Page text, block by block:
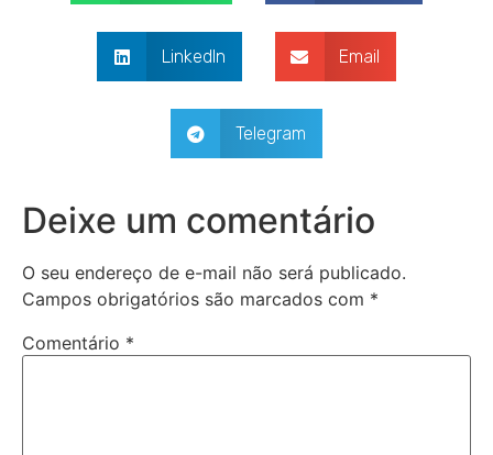
LinkedIn Email
Telegram
Deixe um comentário
O seu endereço de e-mail não será publicado.
Campos obrigatórios são marcados com *
Comentário *